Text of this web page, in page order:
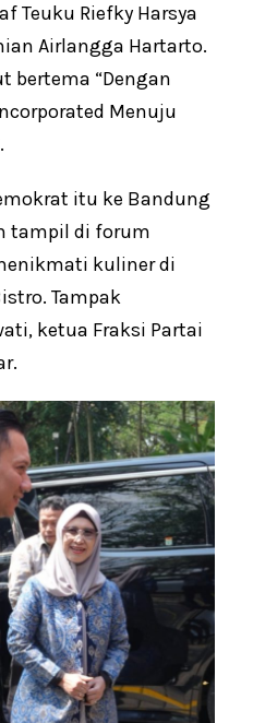
Teuku Riefky Harsya
Airlangga Hartarto.
bertema “Dengan
Menuju
itu ke Bandung
tampil di forum
kuliner di
Tampak
ketua Fraksi Partai